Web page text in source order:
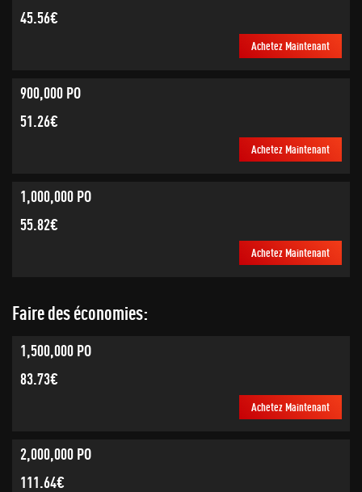
45.56€
Achetez Maintenant
900,000 PO
51.26€
Achetez Maintenant
1,000,000 PO
55.82€
Achetez Maintenant
Faire des économies:
1,500,000 PO
83.73€
Achetez Maintenant
2,000,000 PO
111.64€